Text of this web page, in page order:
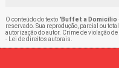
O conteúdo do texto "Buffet a Domicílio
reservado. Sua reprodução, parcial ou
autorização do autor. Crime de violação
- Lei de direitos autorais